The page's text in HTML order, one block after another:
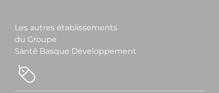
Les autres établissements
du Groupe
Santé Basque Développement